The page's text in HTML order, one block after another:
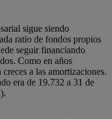
sigue siendo
ratio de fondos propios
seguir financiando
Como en años
a las amortizaciones.
era de 19.732 a 31 de